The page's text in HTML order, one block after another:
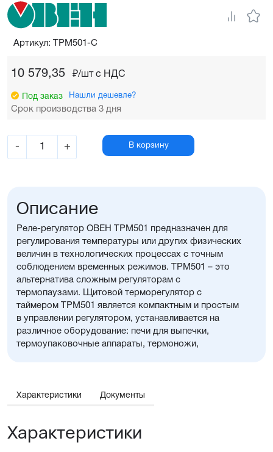
10 579,35 ₽/шт c НДС
Под заказ Нашли дешевле?
Срок производства 3 дня
- + В корзину
Артикул: ТРМ501-С
Описание
Реле-регулятор ОВЕН ТРМ501 предназначен для
регулирования температуры или других физических
величин в технологических процессах с точным
соблюдением временных режимов. ТРМ501 – это
альтернатива сложным регуляторам с
термопаузами. Щитовой терморегулятор с
таймером ТРМ501 является компактным и простым
в управлении регулятором, устанавливается на
различное оборудование: печи для выпечки,
термоупаковочные аппараты, термоножи,
Характеристики Документы
Характеристики